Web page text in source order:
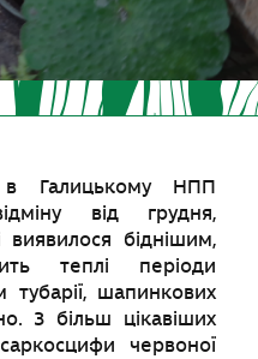
в Галицькому НПП
від грудня,
виявилося біднішим,
теплі періоди
шапинкових
З більш цікавіших
червоної